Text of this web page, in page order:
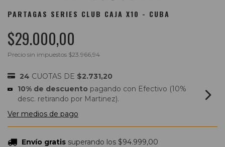
PARTAGAS SERIES CLUB CAJA X10 - CUBA
$29.000,00
Precio sin impuestos $23.966,94
24 CUOTAS DE $2.731,20
10% de descuento pagando con Efectivo (10%
desc. retirando por Martinez).
Ver medios de pago
Envío gratis superando los $94.999,00